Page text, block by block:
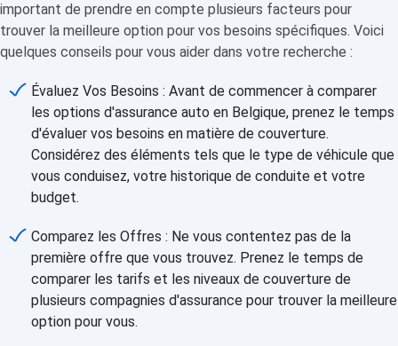
important de prendre en compte plusieurs facteurs pour
trouver la meilleure option pour vos besoins spécifiques. Voici
quelques conseils pour vous aider dans votre recherche :
Évaluez Vos Besoins : Avant de commencer à comparer
les options d'assurance auto en Belgique, prenez le temps
d'évaluer vos besoins en matière de couverture.
Considérez des éléments tels que le type de véhicule que
vous conduisez, votre historique de conduite et votre
budget.
Comparez les Offres : Ne vous contentez pas de la
première offre que vous trouvez. Prenez le temps de
comparer les tarifs et les niveaux de couverture de
plusieurs compagnies d'assurance pour trouver la meilleure
option pour vous.